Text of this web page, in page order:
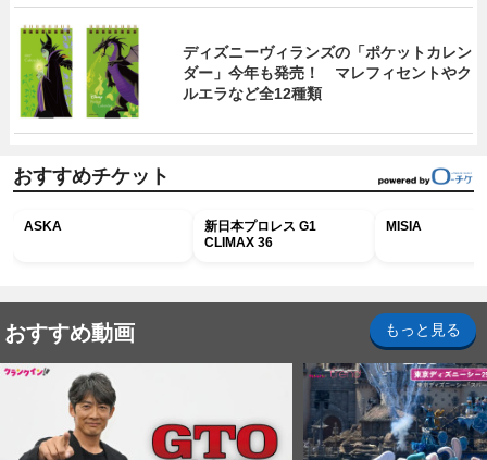
ディズニーヴィランズの「ポケットカレン
ダー」今年も発売！ マレフィセントやク
ルエラなど全12種類
おすすめチケット
ASKA
新日本プロレス G1
CLIMAX 36
MISIA
おすすめ動画 もっと見る